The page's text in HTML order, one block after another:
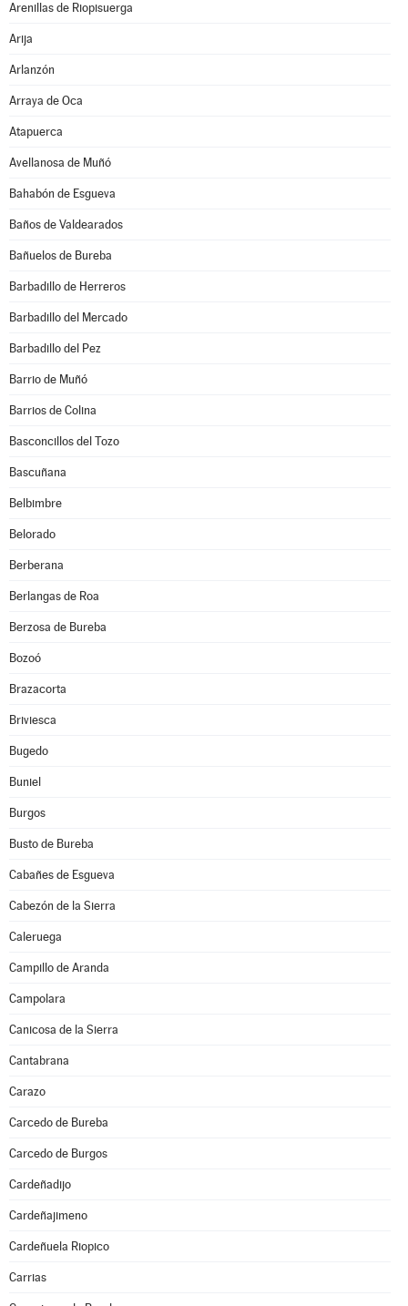
Arenillas de Riopisuerga
Arija
Arlanzón
Arraya de Oca
Atapuerca
Avellanosa de Muñó
Bahabón de Esgueva
Baños de Valdearados
Bañuelos de Bureba
Barbadillo de Herreros
Barbadillo del Mercado
Barbadillo del Pez
Barrio de Muñó
Barrios de Colina
Basconcillos del Tozo
Bascuñana
Belbimbre
Belorado
Berberana
Berlangas de Roa
Berzosa de Bureba
Bozoó
Brazacorta
Briviesca
Bugedo
Buniel
Burgos
Busto de Bureba
Cabañes de Esgueva
Cabezón de la Sierra
Caleruega
Campillo de Aranda
Campolara
Canicosa de la Sierra
Cantabrana
Carazo
Carcedo de Bureba
Carcedo de Burgos
Cardeñadijo
Cardeñajimeno
Cardeñuela Riopico
Carrias